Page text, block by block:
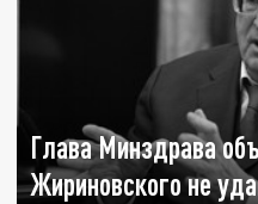
Глава Минздрава
Жириновского не